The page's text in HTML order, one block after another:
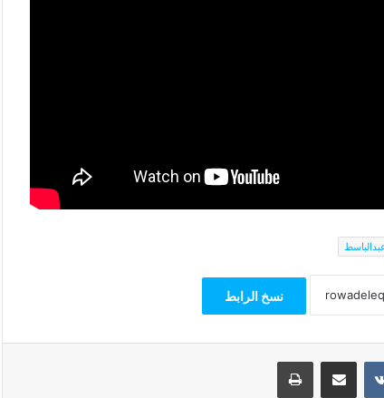
نسخ الرابط
مشاركة عبر البريد طباعة